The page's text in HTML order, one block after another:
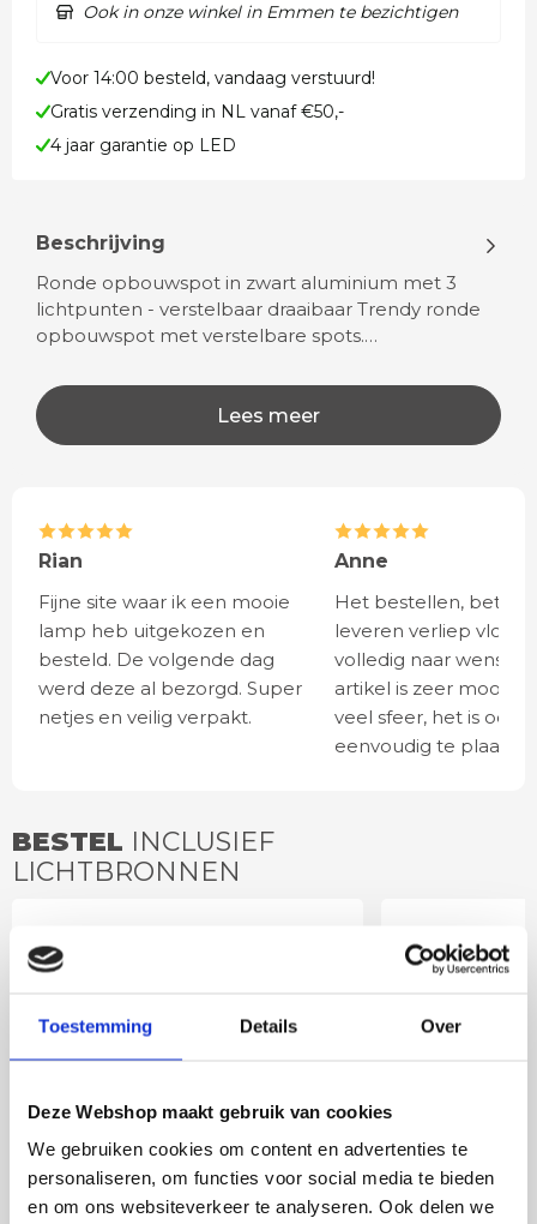
Toestemming Details Over
Deze Webshop maakt gebruik van cookies
We gebruiken cookies om content en advertenties te
personaliseren, om functies voor social media te bieden
en om ons websiteverkeer te analyseren. Ook delen we
Ook in onze winkel in Emmen te bezichtigen
Voor 14:00 besteld, vandaag verstuurd!
Gratis verzending in NL vanaf €50,-
4 jaar garantie op LED
Beschrijving
Ronde opbouwspot in zwart aluminium met 3
lichtpunten - verstelbaar draaibaar Trendy ronde
opbouwspot met verstelbare spots.…
Lees meer
Rian
Fijne site waar ik een mooie
lamp heb uitgekozen en
besteld. De volgende dag
werd deze al bezorgd. Super
netjes en veilig verpakt.
Anne
Het bestellen,
leveren verliep vlot en
volledig naar wens.
artikel is zeer mooi
veel sfeer, het is ook
eenvoudig te
BESTEL INCLUSIEF
LICHTBRONNEN
GU10 3standenlamp |
GU10